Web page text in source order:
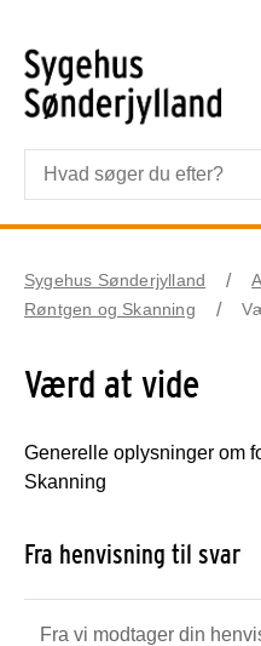
Sygehus Sønderjylland
Røntgen og Skanning
Værd at vide
Generelle oplysninger om
Skanning
Fra henvisning til svar
Fra vi modtager din